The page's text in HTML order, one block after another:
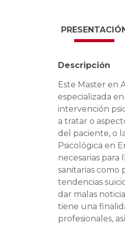
Descripción
Este Master en
especializada
intervención
a tratar o
del paciente, o
Psicológica en
necesarias
sanitarias como
tendencias
dar malas
tiene una
profesionales,